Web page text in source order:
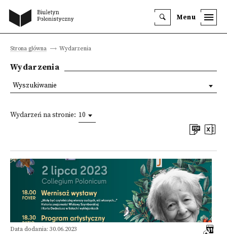
Menu
Strona główna Wydarzenia
Wydarzenia
Wydarzeń na stronie: 10
Data dodania: 30.06.2023
Wyszukiwanie